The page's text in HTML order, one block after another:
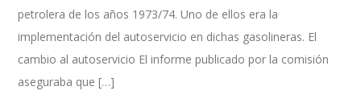
petrolera de los años 1973/74. Uno de ellos era la
implementación del autoservicio en dichas gasolineras. El
cambio al autoservicio El informe publicado por la comisión
aseguraba que […]